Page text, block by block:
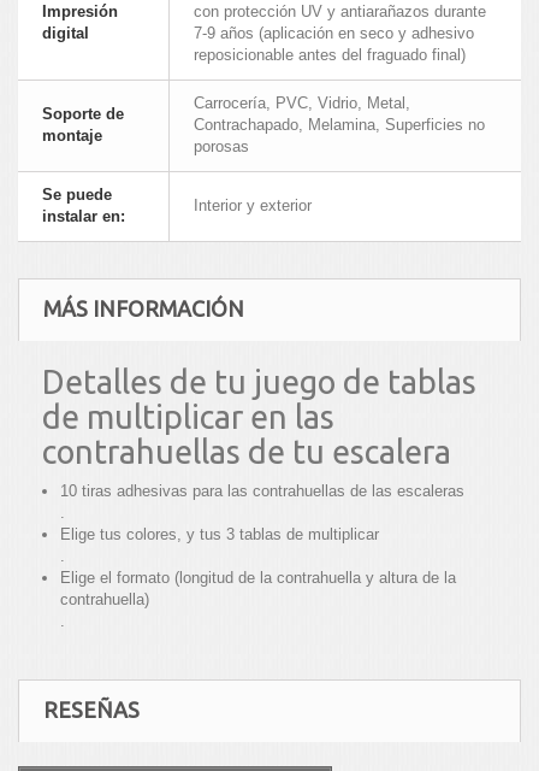
Impresión
digital
con protección UV y antiarañazos durante
7-9 años (aplicación en seco y adhesivo
reposicionable antes del fraguado final)
Soporte de
montaje
Carrocería, PVC, Vidrio, Metal,
Contrachapado, Melamina, Superficies no
porosas
Se puede
instalar en:
Interior y exterior
MÁS INFORMACIÓN
Detalles de tu juego de tablas
de multiplicar en las
contrahuellas de tu escalera
10 tiras adhesivas para las contrahuellas de las escaleras
.
Elige tus colores, y tus 3 tablas de multiplicar
.
Elige el formato (longitud de la contrahuella y altura de la
contrahuella)
.
RESEÑAS